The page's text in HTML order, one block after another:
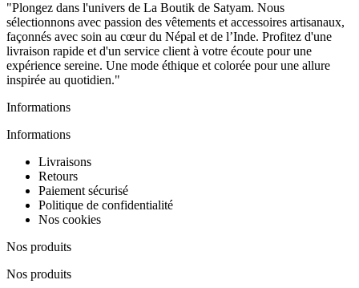
"Plongez dans l'univers de La Boutik de Satyam. Nous
sélectionnons avec passion des vêtements et accessoires artisanaux,
façonnés avec soin au cœur du Népal et de l’Inde. Profitez d'une
livraison rapide et d'un service client à votre écoute pour une
expérience sereine. Une mode éthique et colorée pour une allure
inspirée au quotidien."
Informations
Informations
Livraisons
Retours
Paiement sécurisé
Politique de confidentialité
Nos cookies
Nos produits
Nos produits